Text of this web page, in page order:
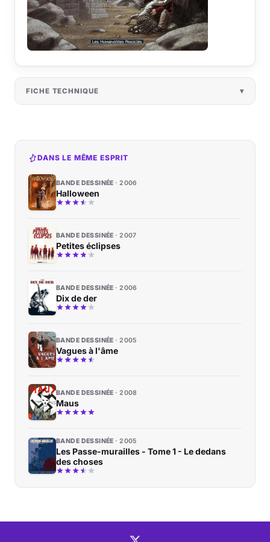
FICHE TECHNIQUE
DANS LE MÊME ESPRIT
BANDE DESSINÉE 2006
Halloween
BANDE DESSINÉE 2007
Petites éclipses
BANDE DESSINÉE 2006
Dix de der
BANDE DESSINÉE 2005
Vagues à l'âme
BANDE DESSINÉE 2008
Maus
BANDE DESSINÉE 2005
Les Passe-murailles - Tome 1 - Le dedans
des choses